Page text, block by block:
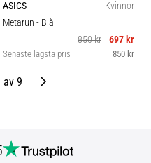
ASICS
Kvinnor
Metarun - Blå
850 kr
697 kr
Senaste lägsta pris 850 kr
av 9 Nästa